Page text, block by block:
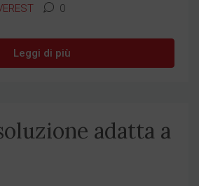
0
Leggi di più
adatta a